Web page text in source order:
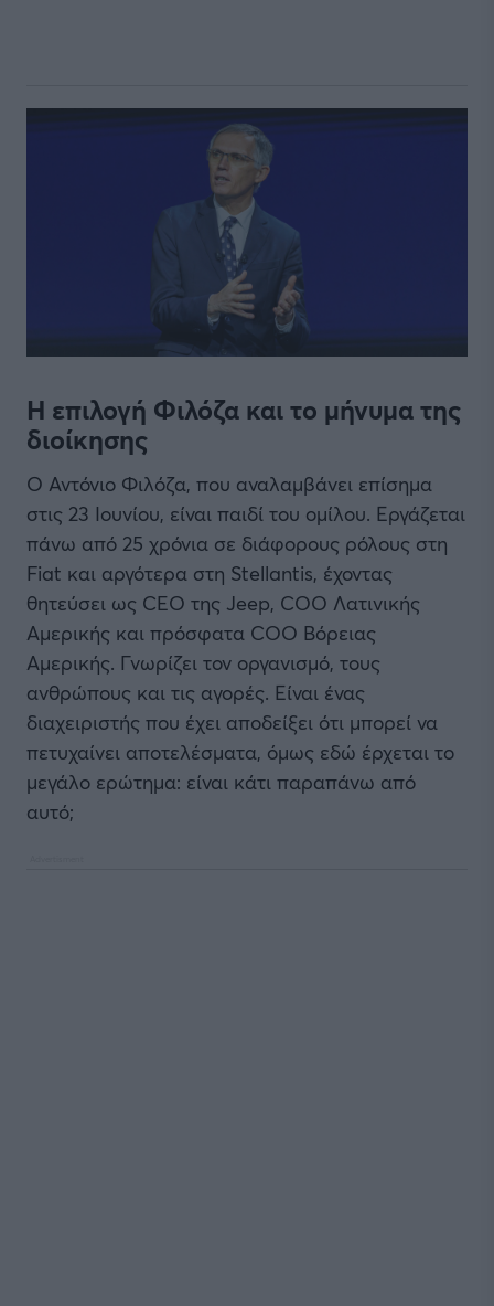
Η επιλογή Φιλόζα και το μήνυμα της
διοίκησης
Ο Αντόνιο Φιλόζα, που αναλαμβάνει επίσημα
στις 23 Ιουνίου, είναι παιδί του ομίλου. Εργάζεται
πάνω από 25 χρόνια σε διάφορους ρόλους στη
Fiat και αργότερα στη Stellantis, έχοντας
θητεύσει ως CEO της Jeep, COO Λατινικής
Αμερικής και πρόσφατα COO Βόρειας
Αμερικής. Γνωρίζει τον οργανισμό, τους
ανθρώπους και τις αγορές. Είναι ένας
διαχειριστής που έχει αποδείξει ότι μπορεί να
πετυχαίνει αποτελέσματα, όμως εδώ έρχεται το
μεγάλο ερώτημα: είναι κάτι παραπάνω από
αυτό;